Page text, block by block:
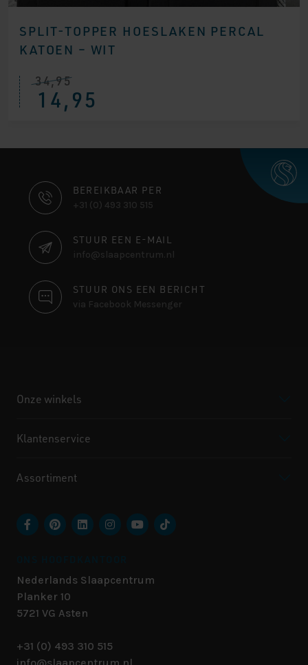
SPLIT-TOPPER HOESLAKEN PERCAL
KATOEN – WIT
34,95
14,95
CONTACT
INFORMATIE
BEREIKBAAR PER
+31 (0) 493 310 515
STUUR EEN E-MAIL
info@slaapcentrum.nl
STUUR ONS EEN BERICHT
via Facebook Messenger
Onze winkels
Klantenservice
Assortiment
Nederlands Slaapcentrum
Planker 10
5721 VG Asten
+31 (0) 493 310 515